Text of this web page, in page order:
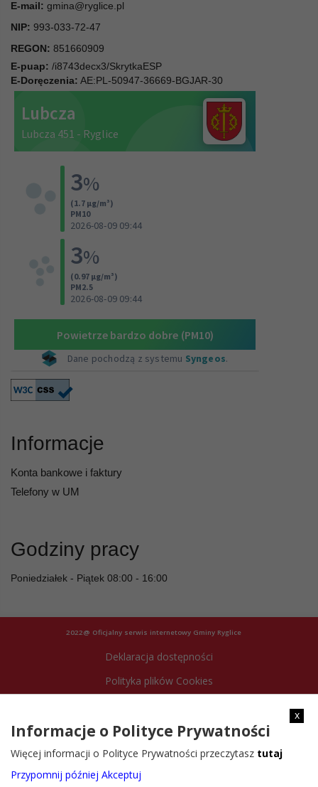
E-mail: gmina@ryglice.pl
NIP: 993-033-72-47
REGON: 851660909
E-puap: /i8743decx3/SkrytkaESP
E-Doręczenia: AE:PL-50947-36669-BGJAR-30
Informacje
Konta bankowe i faktury
Telefony w UM
Godziny pracy
Poniedziałek - Piątek 08:00 - 16:00
2022@ Oficjalny serwis internetowy Gminy Ryglice
Deklaracja dostępności
Polityka plików Cookies
x
Informacje o Polityce Prywatności
Więcej informacji o Polityce Prywatności przeczytasz tutaj
Przypomnij później Akceptuj